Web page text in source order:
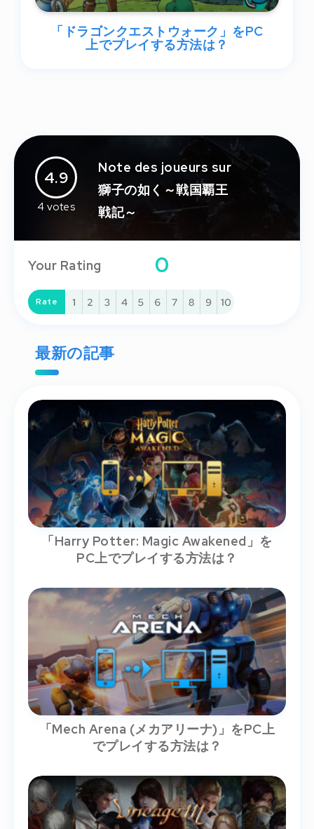
「ドラゴンクエストウォーク」をPC
上でプレイする方法は？
4.9
4 votes
Note des joueurs sur
獅子の如く～戦国覇王
戦記～
Your Rating 0
Rate
最新の記事
「Harry Potter: Magic Awakened」を
PC上でプレイする方法は？
「Mech Arena (メカアリーナ)」をPC上
でプレイする方法は？